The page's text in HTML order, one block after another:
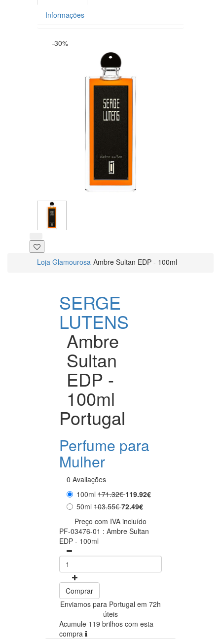
Informações
-30%
Loja Glamourosa Ambre Sultan EDP - 100ml
SERGE
LUTENS
Ambre
Sultan
EDP -
100ml
Portugal
Perfume para
Mulher
0 Avaliações
100ml 171.32€119.92€
50ml 103.55€72.49€
Preço com IVA incluído
PF-03476-01 : Ambre Sultan
EDP - 100ml
Comprar
Enviamos para Portugal em 72h
úteis
Acumule 119 brilhos com esta
compra